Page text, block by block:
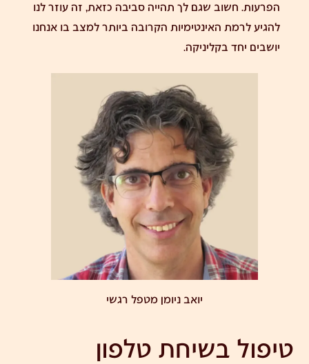
הפרעות. חשוב שגם לך תהייה סביבה כזאת, זה עוזר לנו
להגיע לרמת האינטימיות הקרובה ביותר למצב בו אנחנו
יושבים יחד בקליניקה.
יואב ניומן מטפל רגשי
טיפול בשיחת טלפון